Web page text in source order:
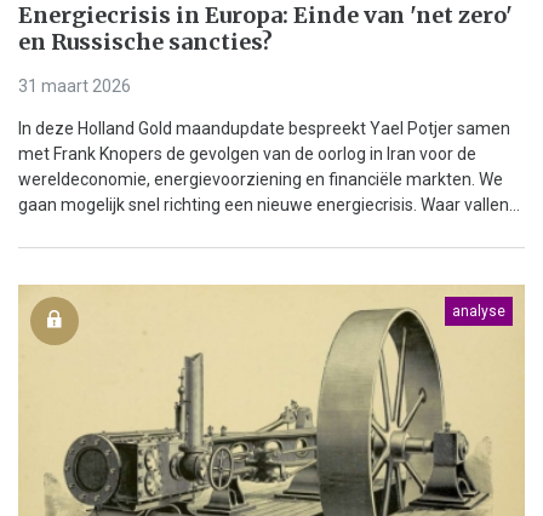
Energiecrisis in Europa: Einde van 'net zero'
en Russische sancties?
31 maart 2026
In deze Holland Gold maandupdate bespreekt Yael Potjer samen
met Frank Knopers de gevolgen van de oorlog in Iran voor de
wereldeconomie, energievoorziening en financiële markten. We
gaan mogelijk snel richting een nieuwe energiecrisis. Waar vallen...
analyse